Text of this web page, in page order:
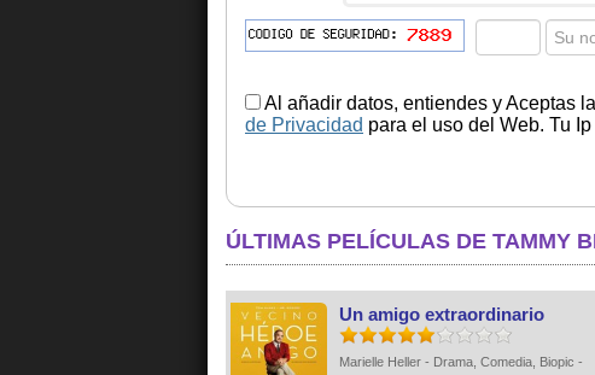
Al añadir datos, entiendes y Aceptas
de Privacidad para el uso del Web. Tu
ÚLTIMAS PELÍCULAS DE TAMMY
Un amigo extraordinario
Marielle Heller - Drama, Comedia, Biopic -